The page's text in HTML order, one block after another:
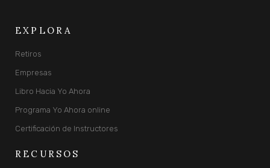
EXPLORA
Retiros
Empresas
Libro Hacia Yo Ahora
Programa Yo Ahora online
Certificación de Instructores
RECURSOS